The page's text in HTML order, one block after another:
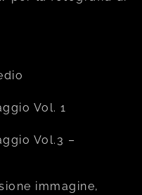
Vol. 1
Vol.3 –
immagine,